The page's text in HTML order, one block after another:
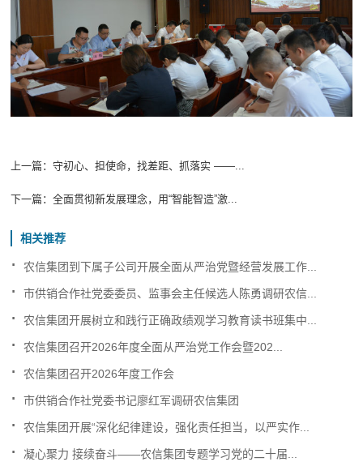
上一篇：守初心、担使命，找差距、抓落实 ——...
下一篇：全面贯彻新发展理念，用“智能智造”激...
相关推荐
农信集团到下属子公司开展全面从严治党暨经营发展工作...
.
市供销合作社党委委员、监事会主任候选人陈勇调研农信...
.
农信集团开展树立和践行正确政绩观学习教育读书班集中...
.
农信集团召开2026年度全面从严治党工作会暨202...
.
农信集团召开2026年度工作会
.
市供销合作社党委书记廖红军调研农信集团
.
农信集团开展“深化纪律建设，强化责任担当，以严实作...
.
凝心聚力 接续奋斗——农信集团专题学习党的二十届...
.